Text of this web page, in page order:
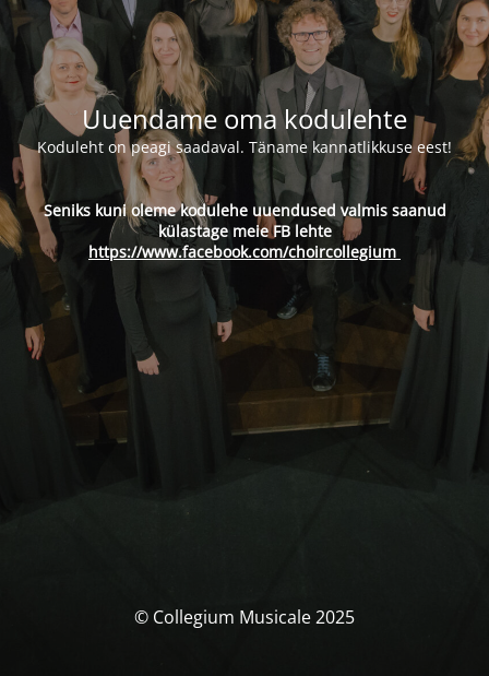
Uuendame oma kodulehte
Koduleht on peagi saadaval. Täname kannatlikkuse eest!
Seniks kuni oleme kodulehe uuendused valmis saanud
külastage meie FB lehte
https://www.facebook.com/choircollegium
© Collegium Musicale 2025